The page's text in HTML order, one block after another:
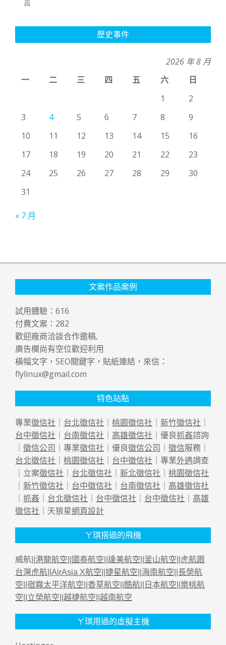
歷史事件
2026 年 8 月
一
二 三 四 五 六
日
1
2
3
4 5 6 7 8
9
10
11 12 13 14 15
16
17
18 19 20 21 22
23
24
25 26 27 28 29
30
31
« 7 月
文案作品案例
試用體驗： 616
付費文案： 282
歡迎廠商洽談合作邀稿,
廣告欄尚有空位歡迎利用
橫幅文字，SEO關鍵字，貼紙連結，來信：
flylinux@gmail.com
特色站點
專業徵信社 ｜ 台北徵信社 ｜ 桃園徵信社 ｜ 新竹徵信社 ｜
台中徵信社 ｜ 台南徵信社 ｜ 高雄徵信社 ｜優良抓姦諮詢
｜ 徵信公司 ｜專業徵信社 ｜優良徵信公司 ｜ 徵信服務｜
台北徵信社 ｜ 桃園徵信社 ｜ 台中徵信社 ｜專業外遇調查
｜立案徵信社 ｜ 台北徵信社 ｜ 新北徵信社 ｜ 桃園徵信社
｜ 新竹徵信社 ｜ 台中徵信社 ｜ 台南徵信社 ｜ 高雄徵信社
｜ 抓姦 ｜ 台北徵信社 ｜ 台中徵信社 ｜ 台中徵信社 ｜ 高雄
徵信社 ｜天狼星網頁設計
ㄚ琪搭過的飛機
威航|| 港龍航空 國泰航空 達美航空 釜山航空
虎航跟
台灣虎航 AirAsia X航空 捷星航空 海南航空 長榮航
空 宿霧太平洋航空 香草航空 酷航 日本航空 樂桃航
空 立榮航空 越捷航空 越南航空
ㄚ琪用過的虛擬主機